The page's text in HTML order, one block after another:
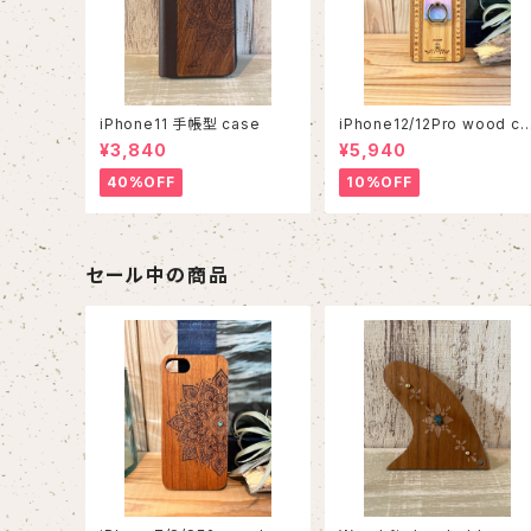
iPhone11 手帳型 case
¥3,840
40%OFF
iPhone12/12Pro wood ca
se
¥5,940
10%OFF
セール中の商品